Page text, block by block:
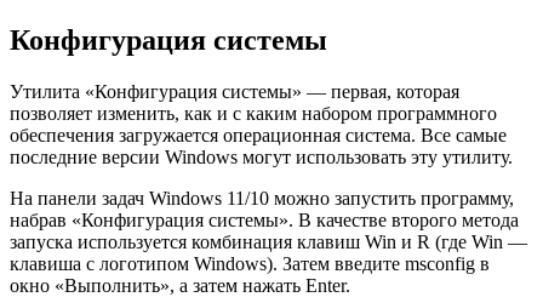
Конфигурация системы
Утилита «Конфигурация системы» — первая, которая
позволяет изменить, как и с каким набором программного
обеспечения загружается операционная система. Все самые
последние версии Windows могут использовать эту утилиту.
На панели задач Windows 11/10 можно запустить программу,
набрав «Конфигурация системы». В качестве второго метода
запуска используется комбинация клавиш Win и R (где Win —
клавиша с логотипом Windows). Затем введите msconfig в
окно «Выполнить», а затем нажать Enter.